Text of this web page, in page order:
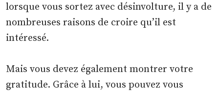
lorsque vous sortez avec désinvolture, il y a de
nombreuses raisons de croire qu’il est
intéressé.
Mais vous devez également montrer votre
gratitude. Grâce à lui, vous pouvez vous